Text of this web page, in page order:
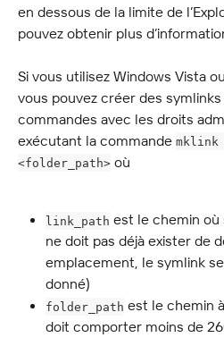
en dessous de la limite de
pouvez obtenir plus
Si vous utilisez Windows Vista
vous pouvez créer des
commandes avec les droits
exécutant la commande
<folder_path> où
link_path est le chemin où
ne doit pas déjà exister de
emplacement, le symlink
donné)
folder_path est le chemin
doit comporter moins de